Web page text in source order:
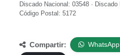
Discado Nacional: 03548 ·
Código Postal: 5172
Compartir: WhatsApp